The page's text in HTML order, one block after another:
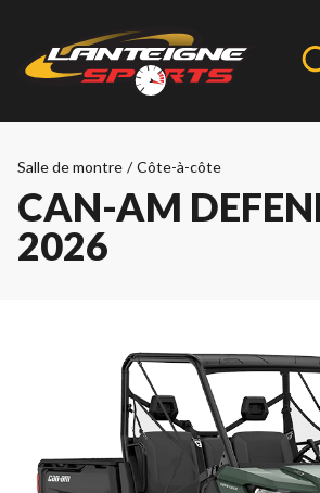
Salle de montre / Côte-à-côte
CAN-AM
2026